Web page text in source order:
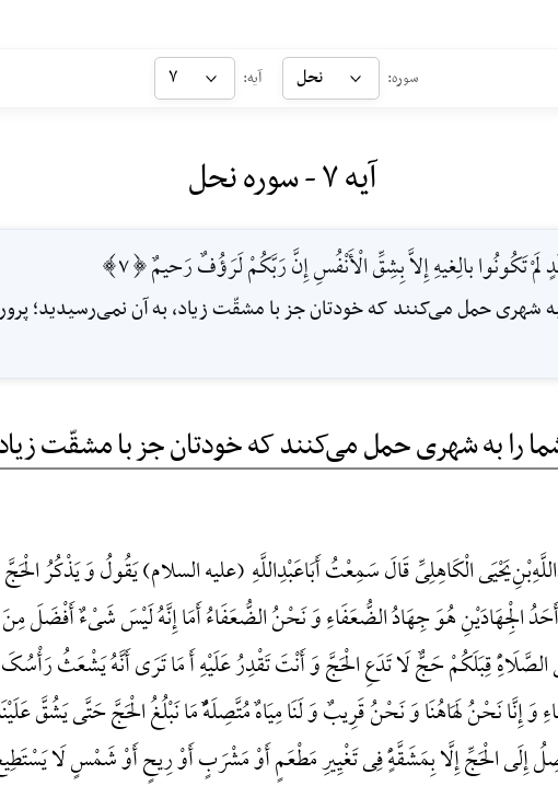
سوره: نحل آیه: ۷
آیه ۷ - سوره نحل
لَمْ تَكُونُوا بالِغيهِ إِلاَّ بِشِقِّ الْأَنْفُسِ إِنَّ رَبَّكُمْ لَرَؤُفٌ رَحيمٌ [7]
شهرى حمل می‌کنند که خودتان جز با مشقّت زیاد، به آن نمی‌رسیدید؛
را به شهری حمل می‌کنند که خودتان جز با مشقّت
الْکَاهِلِیِّ قَالَ سَمِعْتُ أَبَاعَبْدِاللَّهِ (علیه السلام) یَقُولُ وَ یَذْکُرُ
الْجِهَادَیْنِ هُوَ جِهَادُ الضُّعَفَاءِ وَ نَحْنُ الضُّعَفَاءُ أَمَا إِنَّهُ لَیْسَ شَیْءٌ أَفْضَلَ مِنَ
الصَّلَاهًِْ قِبَلَکُمْ حَجٌّ لَا تَدَعِ الْحَجَّ وَ أَنْتَ تَقْدِرُ عَلَیْهِ أَ مَا تَرَی أَنَّهُ یَشْعَثُ
وَ إِنَّا نَحْنُ لَهَاهُنَا وَ نَحْنُ قَرِیبٌ وَ لَنَا مِیَاهٌ مُتَّصِلَهًٌْ مَا نَبْلُغُ الْحَجَّ حَتَّی یَشُقَّ
إِلَی الْحَجِّ إِلَّا بِمَشَقَّهًٍْ فِی تَغْیِیرِ مَطْعَمٍ أَوْ مَشْرَبٍ أَوْ رِیحٍ أَوْ شَمْسٍ لَا